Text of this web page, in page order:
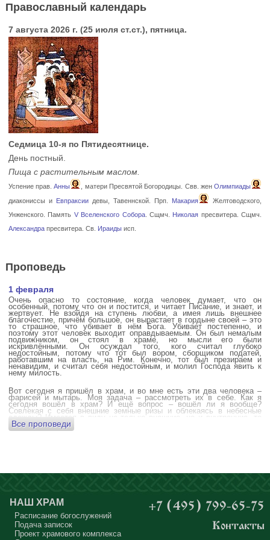
Православный календарь
7 августа 2026 г. (25 июля ст.ст.), пятница.
Седмица 10-я по Пятидесятнице.
День постный.
Пища с растительным маслом.
Успение прав.Анны , матери Пресвятой Богородицы. Свв. женОлимпиады
диакониссы и Евпраксиидевы, Тавеннской. Прп. Макария
Желтоводского,
Унженского. Память V Вселенского Собора. Сщмч. Николая пресвитера. Сщмч.
Александрапресвитера. Св. Ираидыисп.
Проповедь
1 февраля
Очень опасно то состояние, когда человек думает, что он
особенный, потому что он и постится, и читает Писание, и знает, и
жертвует. Не взойдя на ступень любви, а имея лишь внешнее
благочестие, причём большое, он вырастает в гордыне своей – это
то страшное, что убивает в нём Бога. Убивает постепенно, и
поэтому этот человек выходит оправдываемым. Он был немалым
подвижником, он стоял в храме, но мысли его были
искривлёнными. Он осуждал того, кого считал глубоко
недостойным, потому что тот был вором, сборщиком податей,
работавшим на власть, на Рим. Конечно, тот был презираем и
ненавидим, и считал себя недостойным, и молил Господа явить к
нему милость.
Вот сегодня я пришёл в храм, и во мне есть эти два человека –
фарисей и мытарь. Моя задача – рассмотреть их в себе. Как я
сегодня вошёл в храм? И ещё вопрос – вошёл ли я вообще?
Совлекая с себя внешние земные ризы и облекаясь в небесные
одежды? Имеется в виду не только внешние, но и внутренние, то
есть помыслы.
сердца?
Бог открыл помыслы людей, стоящих в храме, и он ужаснулся
тому, что никто из них не молится – ни один человек, кроме одного
мальчика. Мысли у людей о чём угодно: о работе, о молодой жене
или возлюбленной, о детях, о долгах, о футбольном матче, о
путешествиях, о скором отпуске, о билетах, о машине, об одежде, о
том, что будет после службы, где я буду обедать, куда пойду, что
Все проповеди
НАШ ХРАМ
Расписание богослужений
Подача записок
Проект храмового комплекса
+7 (495) 799-65-75
Контакты